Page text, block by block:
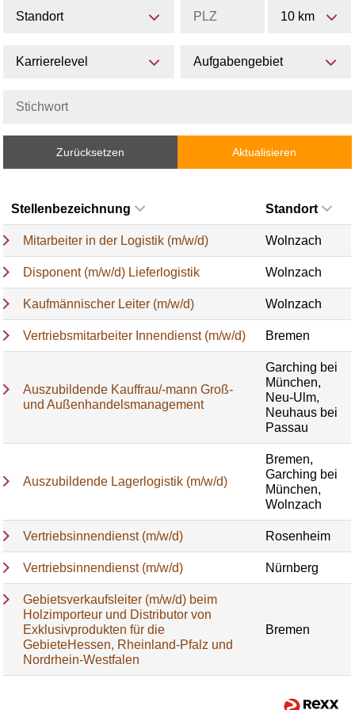
Standort 10 km
Karrierelevel Aufgabengebiet
Zurücksetzen Aktualisieren
Stellenbezeichnung Standort
Mitarbeiter in der Logistik (m/w/d) Wolnzach
Disponent (m/w/d) Lieferlogistik Wolnzach
Kaufmännischer Leiter (m/w/d) Wolnzach
Vertriebsmitarbeiter Innendienst (m/w/d) Bremen
Auszubildende Kauffrau/-mann Groß-
und Außenhandelsmanagement
Garching bei
München,
Neu-Ulm,
Neuhaus bei
Passau
Auszubildende Lagerlogistik (m/w/d)
Bremen,
Garching bei
München,
Wolnzach
Vertriebsinnendienst (m/w/d) Rosenheim
Vertriebsinnendienst (m/w/d) Nürnberg
Gebietsverkaufsleiter (m/w/d) beim
Holzimporteur und Distributor von
Exklusivprodukten für die
GebieteHessen, Rheinland-Pfalz und
Nordrhein-Westfalen
Bremen